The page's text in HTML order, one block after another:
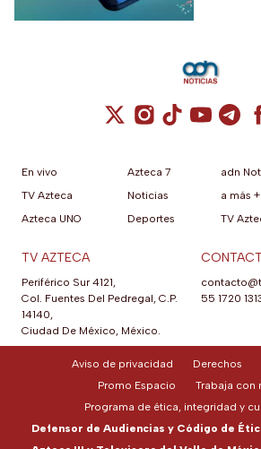
Cuenta de X /
Cuenta deCuenta de
Cuenta
En vivo
TV Azteca
Azteca UNO
Azteca 7
Noticias
Deportes
adn
a más +
TV
TV AZTECA
Periférico Sur 4121,
Col. Fuentes Del Pedregal, C.P.
14140,
Ciudad De México, México.
55 1720
Aviso de privacidad Derechos
Promo Espacio
Trabaja con
Programa de ética, integridad y
Defensor de Audiencias y Código de